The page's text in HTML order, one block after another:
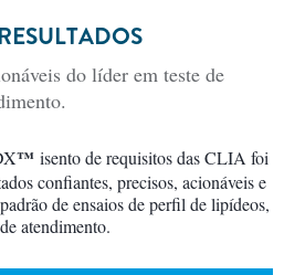
do líder em teste de
™ isento de requisitos das CLIA foi
confiantes, precisos, acionáveis e
de ensaios de perfil de lipídeos,
atendimento.